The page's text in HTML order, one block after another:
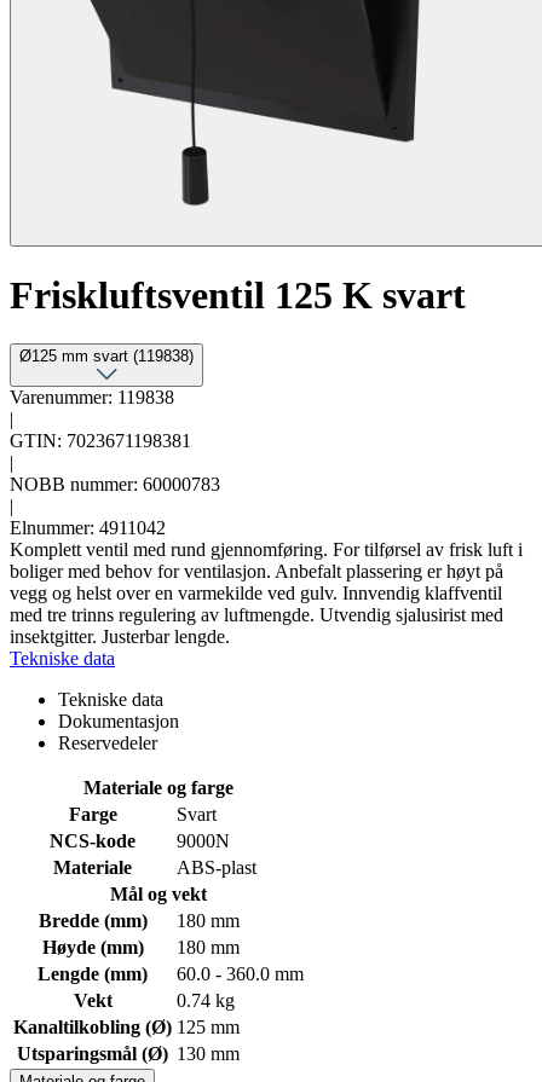
Friskluftsventil 125 K svart
Ø125 mm svart (119838)
Varenummer: 119838
|
GTIN: 7023671198381
|
NOBB nummer: 60000783
|
Elnummer: 4911042
Komplett ventil med rund gjennomføring. For tilførsel av frisk luft i
boliger med behov for ventilasjon. Anbefalt plassering er høyt på
vegg og helst over en varmekilde ved gulv. Innvendig klaffventil
med tre trinns regulering av luftmengde. Utvendig sjalusirist med
insektgitter. Justerbar lengde.
Tekniske data
Tekniske data
Dokumentasjon
Reservedeler
Materiale og farge
Farge
Svart
NCS-kode
9000N
Materiale
ABS-plast
Mål og vekt
Bredde (mm)
180 mm
Høyde (mm)
180 mm
Lengde (mm)
60.0 - 360.0 mm
Vekt
0.74 kg
Kanaltilkobling (Ø) 125 mm
Utsparingsmål (Ø) 130 mm